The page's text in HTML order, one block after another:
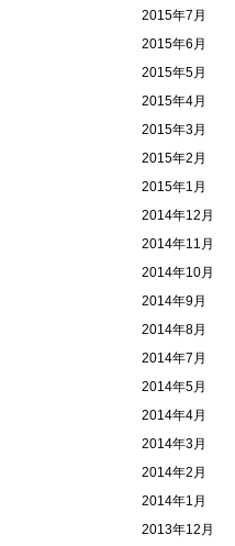
2015年7月
2015年6月
2015年5月
2015年4月
2015年3月
2015年2月
2015年1月
2014年12月
2014年11月
2014年10月
2014年9月
2014年8月
2014年7月
2014年5月
2014年4月
2014年3月
2014年2月
2014年1月
2013年12月